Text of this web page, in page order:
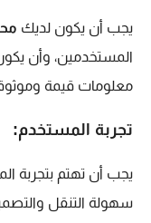
يجب أن يكون لديك
المستخدمين، وأن
معلومات قيمة
تجربة المستخدم:
يجب أن تهتم بتجربة
سهولة التنقل